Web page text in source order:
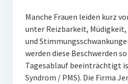
Manche Frauen leiden kurz
unter Reizbarkeit, Müdigkeit,
und
werden diese Beschwerden
Tagesablauf beeinträchtigt
Syndrom / PMS). Die Firma